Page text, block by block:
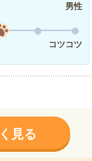
男性
コツコツ
見る